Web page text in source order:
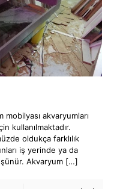
akvaryumları
kullanılmaktadır.
oldukça farklılık
iş yerinde ya da
Akvaryum […]